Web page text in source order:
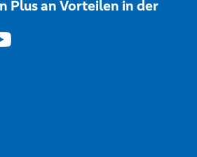
Plus an Vorteilen in der